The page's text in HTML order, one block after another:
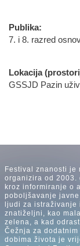
Publika:
7. i 8. razred
Lokacija
GSSJD Pazin
Festival znanosti je
organizira od 2003.
kroz informiranje o
poboljšavanje
ljudi za istraživanje
znatiželjni, kao
zelena, a kad
Čežnja za
dobima života je